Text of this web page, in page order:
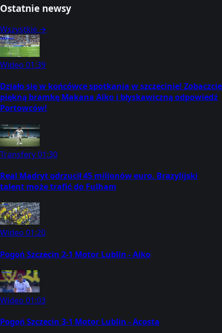
Ostatnie newsy
Wszystkie →
Wideo 01:39
Działo się w końcówce spotkania w szczecinie! Zobaczcie
piękną bramkę Makana Aïko i błyskawiczną odpowiedź
Portowców!
Transfery01:30
Real Madryt odrzucił 45 milionów euro. Brazylijski
talent może trafić do Fulham
Wideo 01:20
Pogoń Szczecin 2-1 Motor Lublin - Aiko
Wideo 01:03
Pogoń Szczecin 3-1 Motor Lublin - Acosta